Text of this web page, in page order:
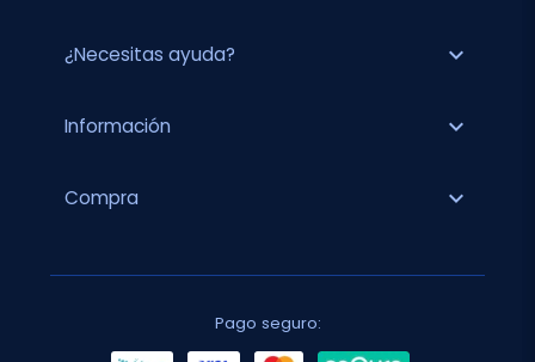
¿Necesitas ayuda? expand_more
Información expand_more
Compra expand_more
Pago seguro: